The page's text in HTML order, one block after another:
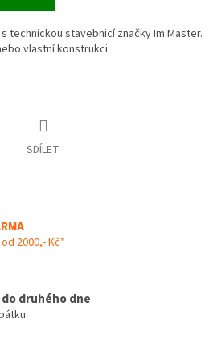
technickou stavebnicí značky Im.Master.
vlastní konstrukci.
SDÍLET
2000,- Kč*
druhého dne